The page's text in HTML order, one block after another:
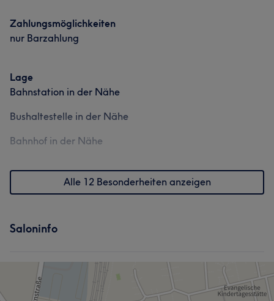
Zahlungsmöglichkeiten
nur Barzahlung
Lage
Bahnstation in der Nähe
Bushaltestelle in der Nähe
Bahnhof in der Nähe
Alle 12 Besonderheiten anzeigen
Saloninfo